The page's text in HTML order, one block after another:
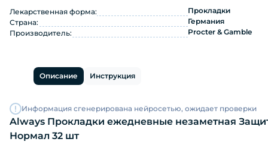
Лекарственная форма:
Прокладки
Страна:
Германия
Производитель:
Procter & Gamble
Описание Инструкция
Информация сгенерирована нейросетью, ожидает проверки
Always Прокладки ежедневные незаметная
Нормал 32 шт